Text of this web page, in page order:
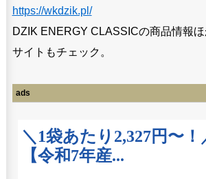
https://wkdzik.pl/
DZIK ENERGY CLASSICの商品情報
サイトもチェック。
ads